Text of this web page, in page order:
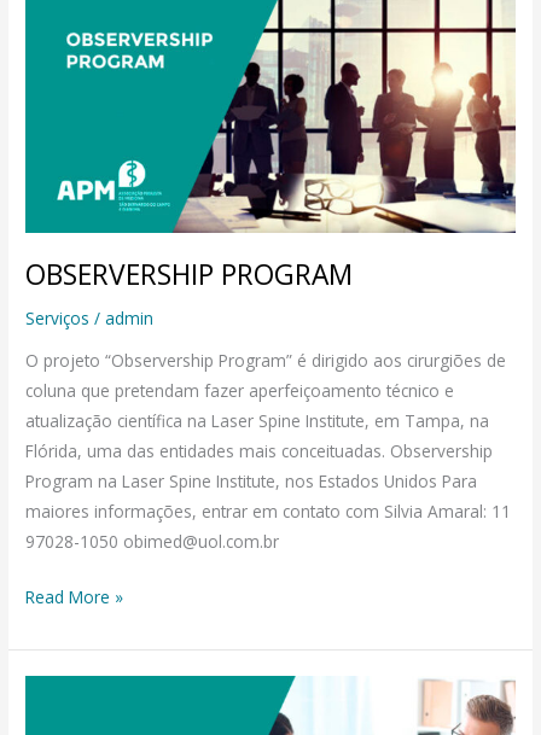
OBSERVERSHIP PROGRAM
Serviços /admin
O projeto “Observership Program” é dirigido aos cirurgiões de
coluna que pretendam fazer aperfeiçoamento técnico e
atualização científica na Laser Spine Institute, em Tampa, na
Flórida, uma das entidades mais conceituadas. Observership
Program na Laser Spine Institute, nos Estados Unidos Para
maiores informações, entrar em contato com Silvia Amaral: 11
97028-1050 obimed@uol.com.br
Read More »